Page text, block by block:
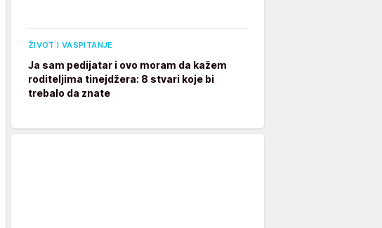
ŽIVOT I VASPITANJE
Ja sam pedijatar i ovo moram da kažem
roditeljima tinejdžera: 8 stvari koje bi
trebalo da znate